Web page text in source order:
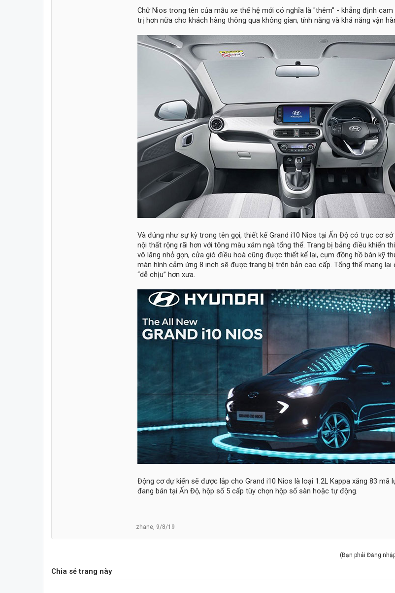
Chữ Nios trong tên của mẫu xe thế hệ mới có nghĩa là "thêm" - khẳng định cam
trị hơn nữa cho khách hàng thông qua không gian, tính năng và khả năng vận
Và đúng như sự kỳ trong tên gọi, thiết kế Grand i10 Nios tại Ấn Độ có trục cơ sở
nội thất rộng rãi hơn với tông màu xám ngà tổng thể. Trang bị bảng điều khiển
vô lăng nhỏ gọn, cửa gió điều hoà cũng được thiết kế lại, cụm đồng hồ bán kỹ
màn hình cảm ứng 8 inch sẽ được trang bị trên bản cao cấp. Tổng thể mang lại
“dễ chịu” hơn xưa.
Động cơ dự kiến sẽ được lắp cho Grand i10 Nios là loại 1.2L Kappa xăng 83 mã
đang bán tại Ấn Độ, hộp số 5 cấp tùy chọn hộp số sàn hoặc tự động.
zhane, 9/8/19
(Bạn phải Đăng
Chia sẻ trang này